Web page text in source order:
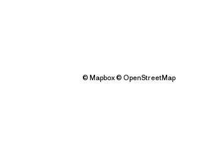
© Mapbox© OpenStreetMap